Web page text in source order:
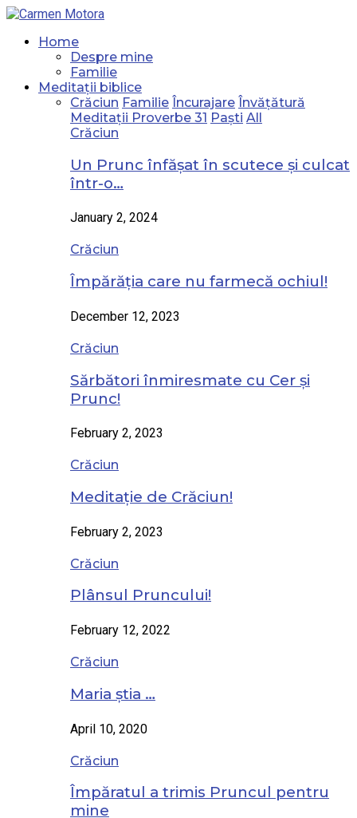
Home
Despre mine
Familie
Meditații biblice
Crăciun Familie Încurajare Învățătură
Meditații Proverbe 31 Paști All
Crăciun
Un Prunc înfășat în scutece și culcat
într-o…
January 2, 2024
Crăciun
Împărăția care nu farmecă ochiul!
December 12, 2023
Crăciun
Sărbători înmiresmate cu Cer și
Prunc!
February 2, 2023
Crăciun
Meditație de Crăciun!
February 2, 2023
Crăciun
Plânsul Pruncului!
February 12, 2022
Crăciun
Maria știa …
April 10, 2020
Crăciun
Împăratul a trimis Pruncul pentru
mine